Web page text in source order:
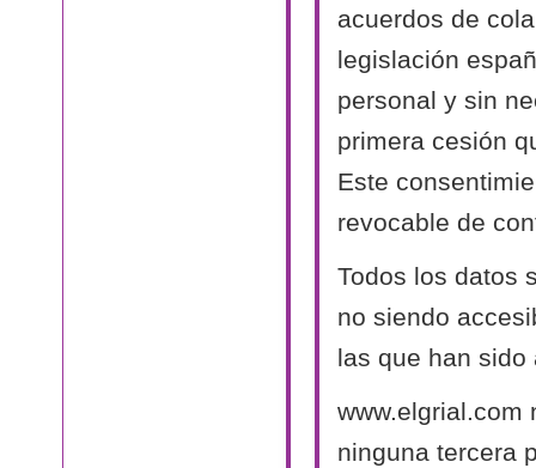
acuerdos de
legislación
personal y sin
primera cesión
Este
revocable de
Todos los datos
no siendo
las que han sido
www.elgrial.com
ninguna tercera